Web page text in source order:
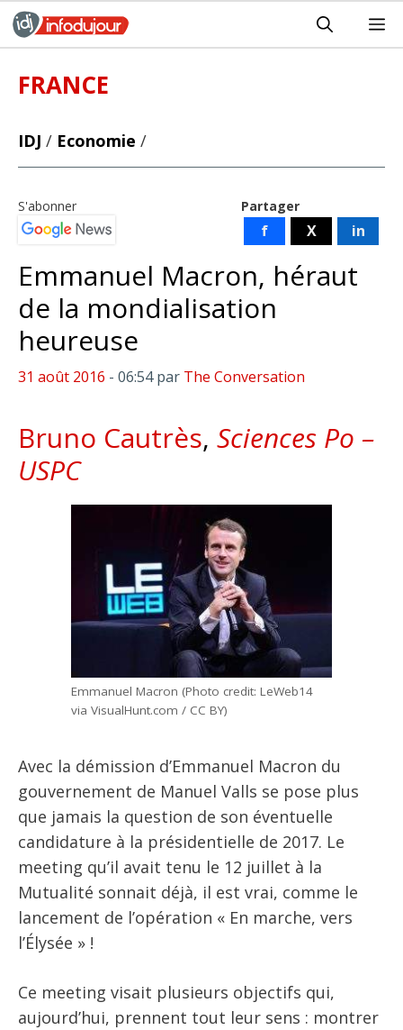
Aller
au
FRANCE
IDJ / Economie /
Partager
f X in
S'abonner
Emmanuel Macron, héraut
de la mondialisation
heureuse
31 août 2016 - 06:54 par The Conversation
Bruno Cautrès, Sciences Po –
USPC
Emmanuel Macron (Photo credit: LeWeb14
via VisualHunt.com / CC BY)
Avec la démission d’Emmanuel Macron du
gouvernement de Manuel Valls se pose plus
que jamais la question de son éventuelle
candidature à la présidentielle de 2017. Le
meeting qu’il avait tenu le 12 juillet à la
Mutualité sonnait déjà, il est vrai, comme le
lancement de l’opération « En marche, vers
l’Élysée » !
Ce meeting visait plusieurs objectifs qui,
aujourd’hui, prennent tout leur sens : montrer